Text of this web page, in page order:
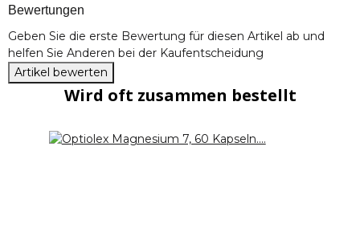
Bewertungen
Geben Sie die erste Bewertung für diesen Artikel ab und
helfen Sie Anderen bei der Kaufentscheidung
Artikel bewerten
Wird oft zusammen bestellt